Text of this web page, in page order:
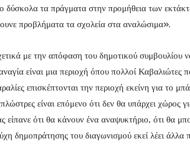
δύσκολα τα πράγματα στην προμήθεια των
προβλήματα τα σχολεία στα αναλώσιμα».
με την απόφαση του δημοτικού συμβουλίου
είναι μια περιοχή όπου πολλοί Καβαλιώτες
επισκέπτονται την περιοχή εκείνη για το
είναι επόμενο ότι δεν θα υπάρχει
είπανε ότι θα κάνουν ένα αναψυκτήριο, ότι θα
δημοπράτησης του διαγωνισμού εκεί λέει άλλα